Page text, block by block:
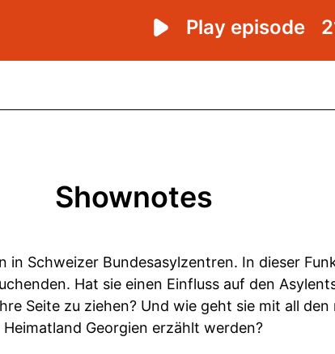
Shownotes
in Schweizer Bundesasylzentren. In dieser
Hat sie einen Einfluss auf den
Seite zu ziehen? Und wie geht sie mit all
Georgien erzählt werden?